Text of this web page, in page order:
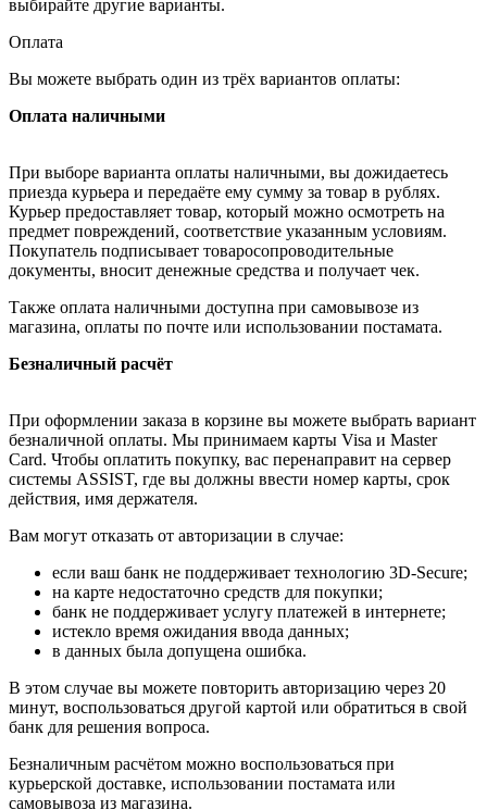
выбирайте другие варианты.
Оплата
Вы можете выбрать один из трёх вариантов оплаты:
Оплата наличными
При выборе варианта оплаты наличными, вы дожидаетесь
приезда курьера и передаёте ему сумму за товар в рублях.
Курьер предоставляет товар, который можно осмотреть на
предмет повреждений, соответствие указанным условиям.
Покупатель подписывает товаросопроводительные
документы, вносит денежные средства и получает чек.
Также оплата наличными доступна при самовывозе из
магазина, оплаты по почте или использовании постамата.
Безналичный расчёт
При оформлении заказа в корзине вы можете выбрать вариант
безналичной оплаты. Мы принимаем карты Visa и Master
Card. Чтобы оплатить покупку, вас перенаправит на сервер
системы ASSIST, где вы должны ввести номер карты, срок
действия, имя держателя.
Вам могут отказать от авторизации в случае:
если ваш банк не поддерживает технологию 3D-Secure;
на карте недостаточно средств для покупки;
банк не поддерживает услугу платежей в интернете;
истекло время ожидания ввода данных;
в данных была допущена ошибка.
В этом случае вы можете повторить авторизацию через 20
минут, воспользоваться другой картой или обратиться в свой
банк для решения вопроса.
Безналичным расчётом можно воспользоваться при
курьерской доставке, использовании постамата или
самовывоза из магазина.